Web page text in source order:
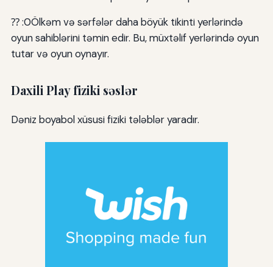
⁇ :0Ölkəm və sərfələr daha böyük tikinti yerlərində
oyun sahiblərini təmin edir. Bu, müxtəlif yerlərində oyun
tutar və oyun oynayır.
Daxili Play fiziki səslər
Dəniz boyabol xüsusi fiziki tələblər yaradır.